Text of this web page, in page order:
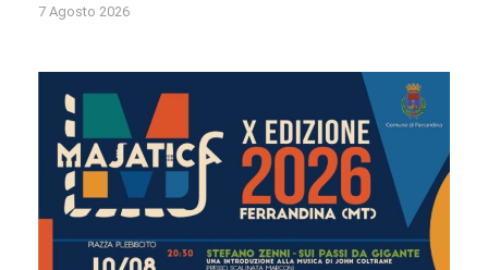
7 Agosto 2026